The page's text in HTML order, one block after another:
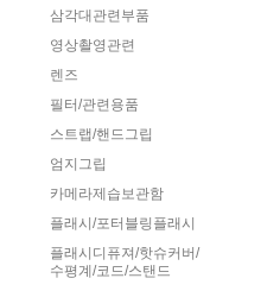
삼각대관련부품
영상촬영관련
렌즈
필터/관련용품
스트랩/핸드그립
엄지그립
카메라제습보관함
플래시/포터블링플래시
플래시디퓨져/핫슈커버/
수평계/코드/스탠드